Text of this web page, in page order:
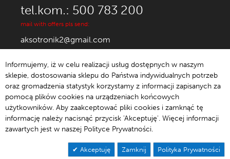
tel.kom.: 500 783 200
mail with offers pls send:
aksotronik2@gmail.com
© 1992-2021 Aksotronik.
Informujemy, iż w celu realizacji usług dostępnych w naszym
sklepie, dostosowania sklepu do Państwa indywidualnych potrzeb
oraz gromadzenia statystyk korzystamy z informacji zapisanych za
pomocą plików cookies na urządzeniach końcowych
użytkowników. Aby zaakceptować pliki cookies i zamknąć tę
informację należy nacisnąć przycisk 'Akceptuję'. Więcej informacji
zawartych jest w naszej Polityce Prywatności.
Akceptuję Zamknij Polityka Prywatności